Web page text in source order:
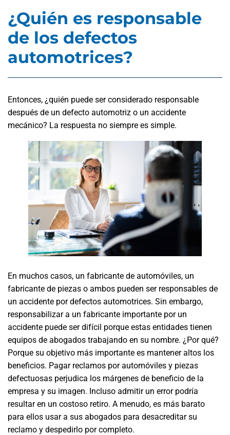
¿Quién es responsable
de los defectos
automotrices?
Entonces, ¿quién puede ser considerado responsable
después de un defecto automotriz o un accidente
mecánico? La respuesta no siempre es simple.
En muchos casos, un fabricante de automóviles, un
fabricante de piezas o ambos pueden ser responsables de
un accidente por defectos automotrices. Sin embargo,
responsabilizar a un fabricante importante por un
accidente puede ser difícil porque estas entidades tienen
equipos de abogados trabajando en su nombre. ¿Por qué?
Porque su objetivo más importante es mantener altos los
beneficios. Pagar reclamos por automóviles y piezas
defectuosas perjudica los márgenes de beneficio de la
empresa y su imagen. Incluso admitir un error podría
resultar en un costoso retiro. A menudo, es más barato
para ellos usar a sus abogados para desacreditar su
reclamo y despedirlo por completo.